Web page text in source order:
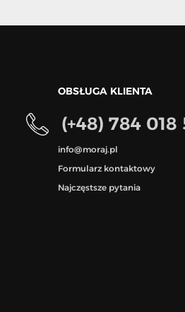
OBSŁUGA KLIENTA
(+48) 784 018
info@moraj.pl
Formularz kontaktowy
Najczęstsze pytania